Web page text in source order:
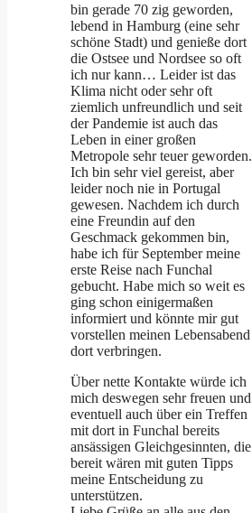
bin gerade 70 zig geworden,
lebend in Hamburg (eine sehr
schöne Stadt) und genieße dort
die Ostsee und Nordsee so oft
ich nur kann… Leider ist das
Klima nicht oder sehr oft
ziemlich unfreundlich und seit
der Pandemie ist auch das
Leben in einer großen
Metropole sehr teuer geworden.
Ich bin sehr viel gereist, aber
leider noch nie in Portugal
gewesen. Nachdem ich durch
eine Freundin auf den
Geschmack gekommen bin,
habe ich für September meine
erste Reise nach Funchal
gebucht. Habe mich so weit es
ging schon einigermaßen
informiert und könnte mir gut
vorstellen meinen Lebensabend
dort verbringen.
Über nette Kontakte würde ich
mich deswegen sehr freuen und
eventuell auch über ein Treffen
mit dort in Funchal bereits
ansässigen Gleichgesinnten, die
bereit wären mit guten Tipps
meine Entscheidung zu
unterstützen.